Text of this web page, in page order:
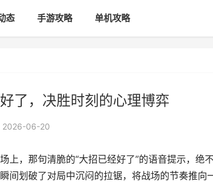
态 手游攻略 单机攻略
了，决胜时刻的心理博弈
2026-06-20
上，那句清脆的“大招已经好了”的语音提示，绝
间划破了对局中沉闷的拉锯，将战场的节奏推向